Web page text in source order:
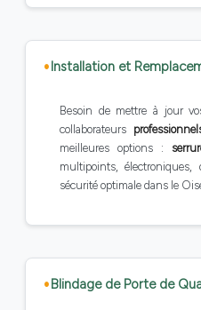
Installation et
Besoin de mettre à jour
collaborateurs
meilleures options :
multipoints,
sécurité optimale dans le
Blindage de Porte de